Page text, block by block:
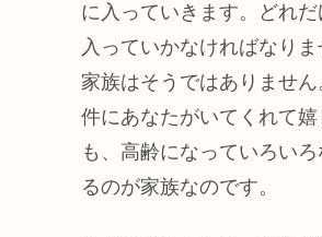
に入っていきます。どれ
入っていかなければなり
家族はそうではありませ
件にあなたがいてくれて
も、高齢になっていろい
るのが家族なのです。